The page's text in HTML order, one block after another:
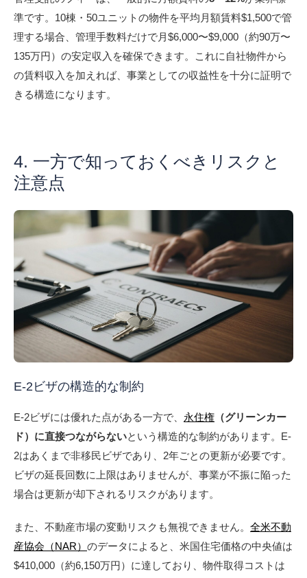
準です。10棟・50ユニットの物件を平均月額賃料$1,500で管
理する場合、管理手数料だけで月$6,000〜$9,000（約90万〜
135万円）の安定収入を確保できます。これに自社物件から
の賃料収入を加えれば、事業としての収益性を十分に証明で
きる構造になります。
4. 一方で知っておくべきリスクと
注意点
E-2ビザの構造的な制約
E-2ビザには優れた点がある一方で、 永住権 （グリーンカー
ド）に直接つながらないという構造的な制約があります。E-
2はあくまで非移民ビザであり、2年ごとの更新が必要です。
ビザの延長回数に上限はありませんが、事業が不振に陥った
場合は更新が却下されるリスクがあります。
また、不動産市場の変動リスクも無視できません。 全米不動
産協会（NAR） のデータによると、米国住宅価格の中央値は
$410,000（約6,150万円）に達しており、物件取得コストは